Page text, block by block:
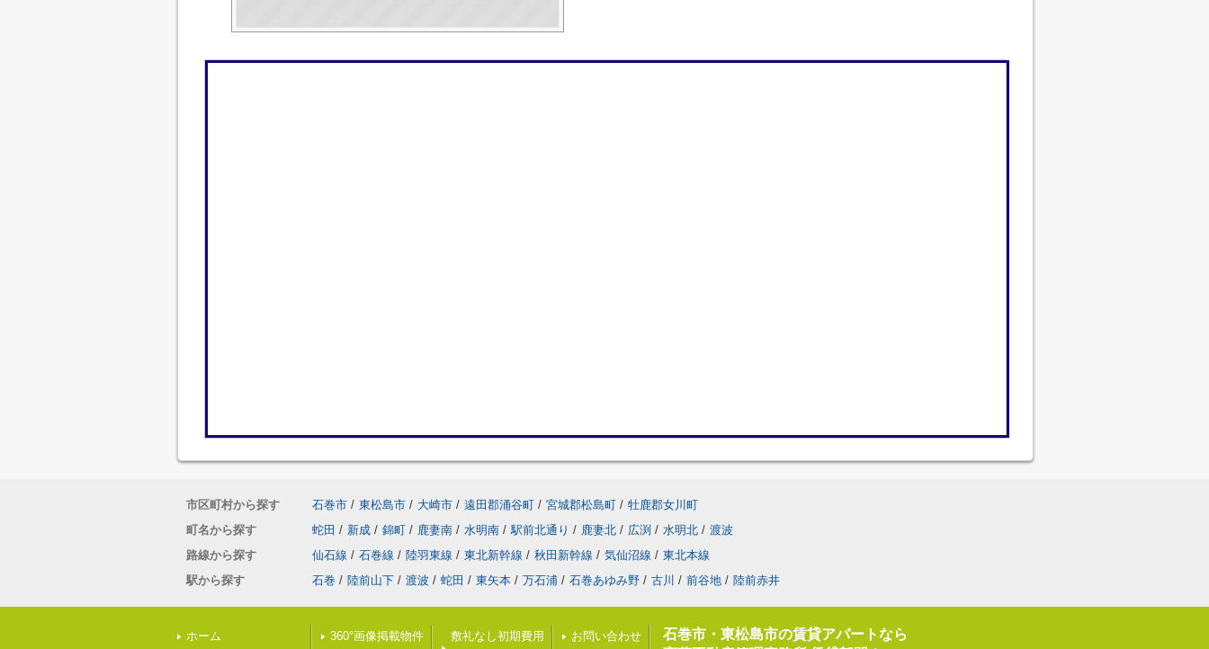
市区町村から探す 石巻市 / 東松島市 / 大崎市 / 遠田郡涌谷町 / 宮城郡松島町 / 牡鹿郡女川町
町名から探す
蛇田 / 新成 / 錦町 / 鹿妻南 / 水明南 / 駅前北通り / 鹿妻北 / 広渕 / 水明北 / 渡波
路線から探す
仙石線 / 石巻線 / 陸羽東線 / 東北新幹線 / 秋田新幹線 / 気仙沼線 / 東北本線
駅から探す
石巻 / 陸前山下 / 渡波 / 蛇田 / 東矢本 / 万石浦 / 石巻あゆみ野 / 古川 / 前谷地 / 陸前赤井
ホーム 360°画像掲載物件 敷礼なし初期費用 お問い合わせ
石巻市・東松島市の賃貸アパートなら